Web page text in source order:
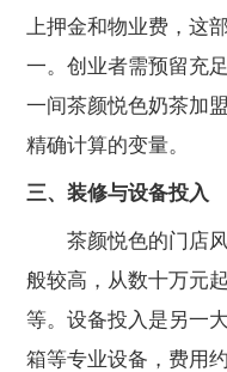
上押金和物业费，这
一。创业者需预留充
一间茶颜悦色奶茶加
精确计算的变量。
三、装修与设备投入
茶颜悦色的门店风
般较高，从数十万元
等。设备投入是另一
箱等专业设备，费用